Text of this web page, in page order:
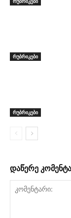
რუბრიკები
რუბრიკები
დაწერე